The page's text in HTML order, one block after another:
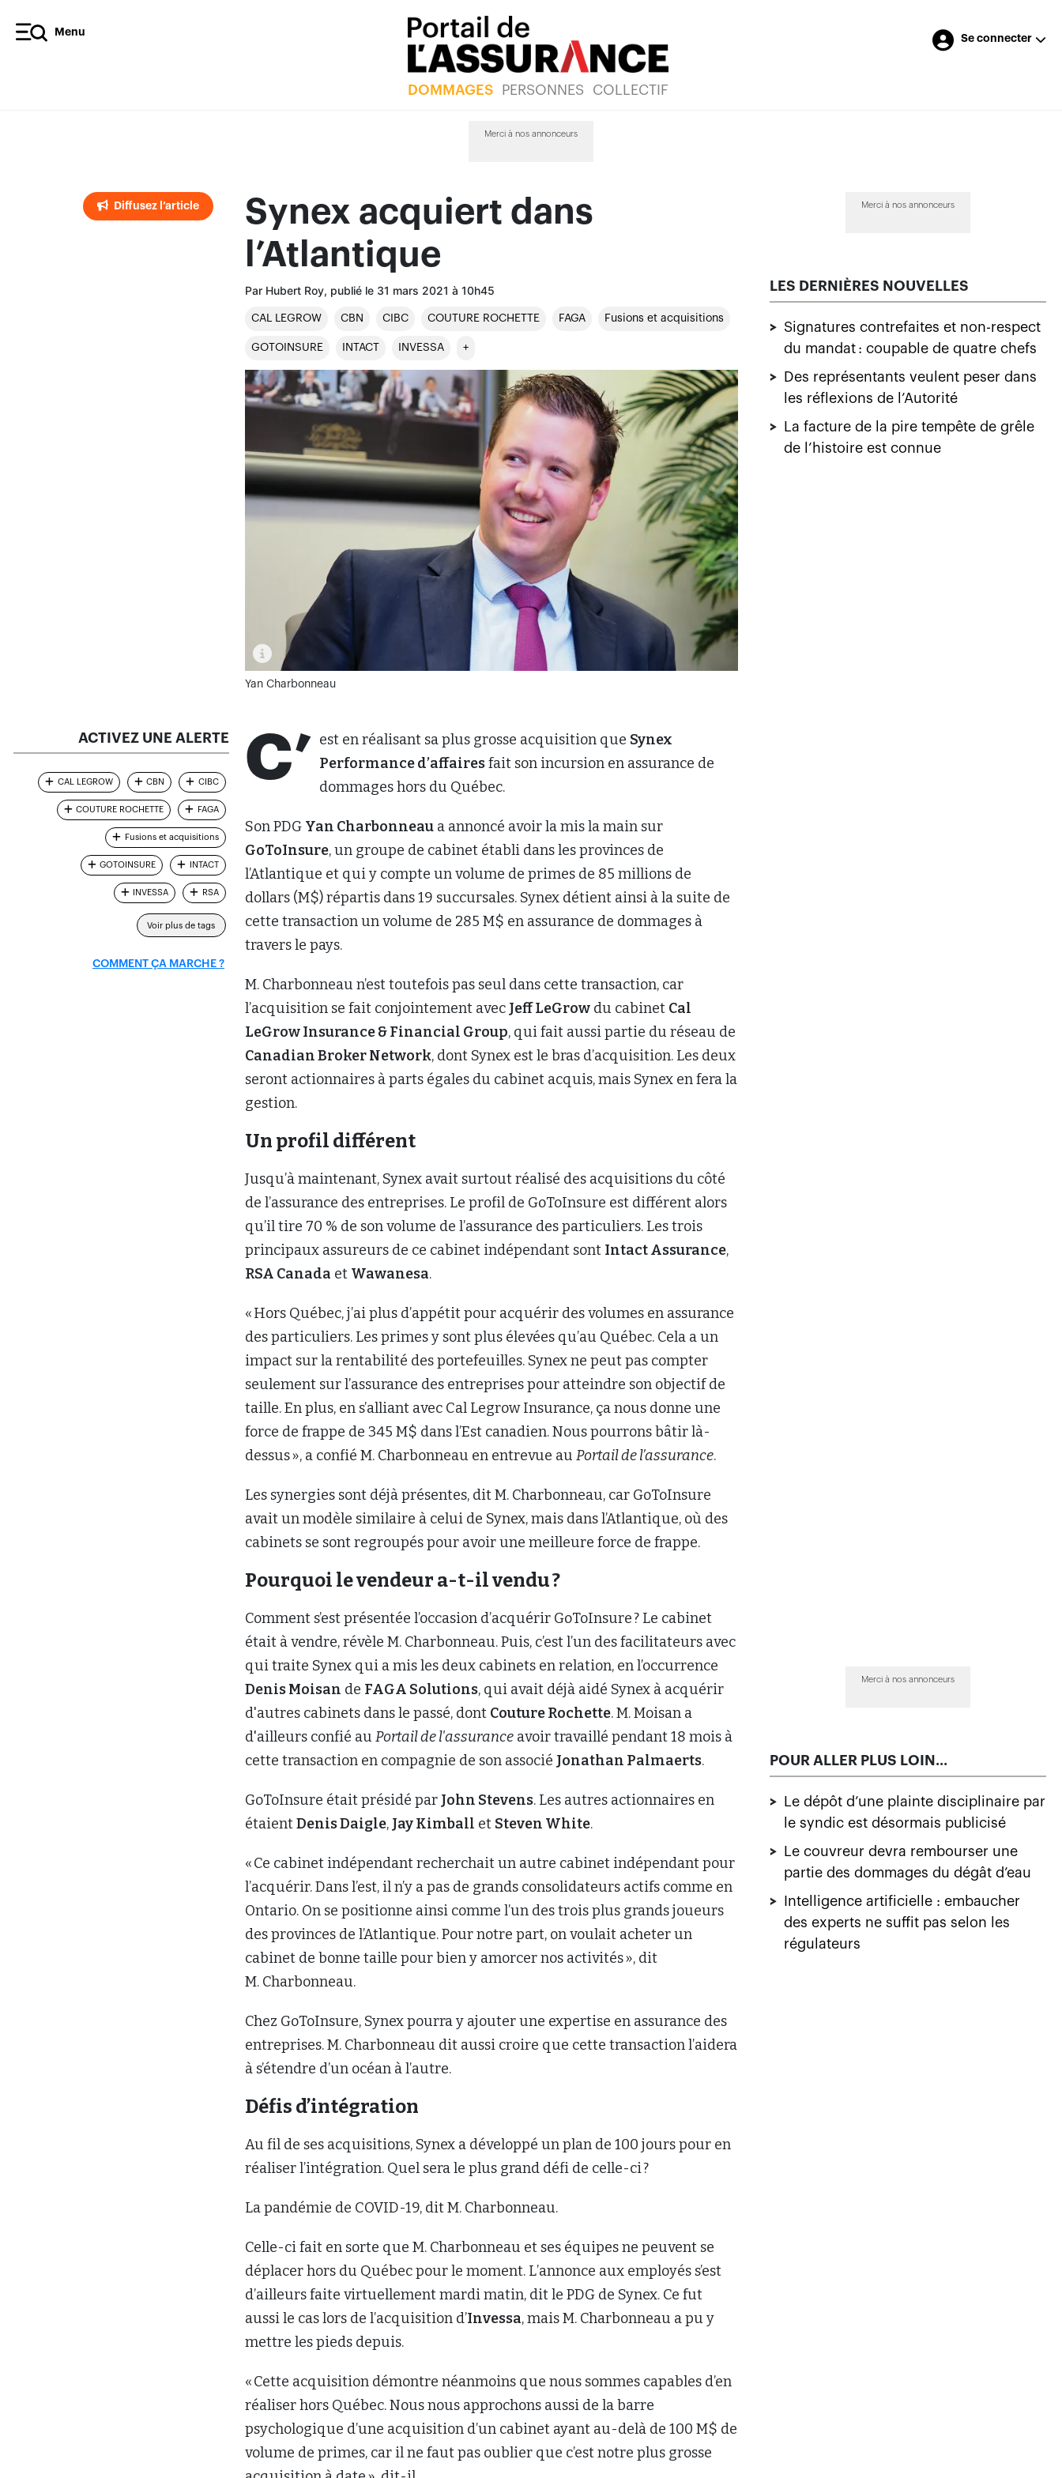
Menu
DOMMAGES PERSONNES COLLECTIF
Se connecter
Merci à nos annonceurs
Diffusez l’article
Synex acquiert dans
l’Atlantique
Par Hubert Roy, publié le 31 mars 2021 à 10h45
CAL LEGROW CBN CIBC COUTURE ROCHETTE FAGA Fusions et acquisitions
GOTOINSURE INTACT INVESSA +
Yan Charbonneau
C’ est en réalisant sa plus grosse acquisition que Synex
Performance d’affairesfait son incursion en assurance de
dommages hors du Québec.
Son PDG Yan Charbonneau a annoncé avoir la mis la main sur
GoToInsure, un groupe de cabinet établi dans les provinces de
l’Atlantique et qui y compte un volume de primes de 85 millions de
dollars (M$) répartis dans 19 succursales. Synex détient ainsi à la suite de
cette transaction un volume de 285 M$ en assurance de dommages à
travers le pays.
M. Charbonneau n’est toutefois pas seul dans cette transaction, car
l’acquisition se fait conjointement avec Jeff LeGrow du cabinet Cal
LeGrow Insurance & Financial Group, qui fait aussi partie du réseau de
Canadian Broker Network, dont Synex est le bras d’acquisition. Les deux
seront actionnaires à parts égales du cabinet acquis, mais Synex en fera la
gestion.
Un profil différent
Jusqu’à maintenant, Synex avait surtout réalisé des acquisitions du côté
de l’assurance des entreprises. Le profil de GoToInsure est différent alors
qu’il tire 70 % de son volume de l’assurance des particuliers. Les trois
principaux assureurs de ce cabinet indépendant sont Intact Assurance,
RSA Canada et Wawanesa.
« Hors Québec, j’ai plus d’appétit pour acquérir des volumes en assurance
des particuliers. Les primes y sont plus élevées qu’au Québec. Cela a un
impact sur la rentabilité des portefeuilles. Synex ne peut pas compter
seulement sur l’assurance des entreprises pour atteindre son objectif de
taille. En plus, en s’alliant avec Cal Legrow Insurance, ça nous donne une
force de frappe de 345 M$ dans l’Est canadien. Nous pourrons bâtir là-
dessus », a confié M. Charbonneau en entrevue au Portail de l’assurance.
Les synergies sont déjà présentes, dit M. Charbonneau, car GoToInsure
avait un modèle similaire à celui de Synex, mais dans l’Atlantique, où des
cabinets se sont regroupés pour avoir une meilleure force de frappe.
Pourquoi le vendeur a-t-il vendu ?
Comment s’est présentée l’occasion d’acquérir GoToInsure ? Le cabinet
était à vendre, révèle M. Charbonneau. Puis, c’est l’un des facilitateurs avec
qui traite Synex qui a mis les deux cabinets en relation, en l’occurrence
Denis Moisan de FAGA Solutions, qui avait déjà aidé Synex à acquérir
d'autres cabinets dans le passé, dont Couture Rochette. M. Moisan a
d'ailleurs confié au Portail de l'assurance avoir travaillé pendant 18 mois à
cette transaction en compagnie de son associé Jonathan Palmaerts.
GoToInsure était présidé par John Stevens. Les autres actionnaires en
étaientDenis Daigle, Jay Kimball et Steven White.
« Ce cabinet indépendant recherchait un autre cabinet indépendant pour
l’acquérir. Dans l’est, il n’y a pas de grands consolidateurs actifs comme en
Ontario. On se positionne ainsi comme l’un des trois plus grands joueurs
des provinces de l’Atlantique. Pour notre part, on voulait acheter un
cabinet de bonne taille pour bien y amorcer nos activités », dit
M. Charbonneau.
Chez GoToInsure, Synex pourra y ajouter une expertise en assurance des
entreprises. M. Charbonneau dit aussi croire que cette transaction l’aidera
à s’étendre d’un océan à l’autre.
Défis d’intégration
Au fil de ses acquisitions, Synex a développé un plan de 100 jours pour en
réaliser l’intégration. Quel sera le plus grand défi de celle-ci ?
La pandémie de COVID-19, dit M. Charbonneau.
Celle-ci fait en sorte que M. Charbonneau et ses équipes ne peuvent se
déplacer hors du Québec pour le moment. L’annonce aux employés s’est
d’ailleurs faite virtuellement mardi matin, dit le PDG de Synex. Ce fut
aussi le cas lors de l’acquisition d’Invessa, mais M. Charbonneau a pu y
mettre les pieds depuis.
« Cette acquisition démontre néanmoins que nous sommes capables d’en
réaliser hors Québec. Nous nous approchons aussi de la barre
psychologique d’une acquisition d’un cabinet ayant au-delà de 100 M$ de
volume de primes, car il ne faut pas oublier que c’est notre plus grosse
ACTIVEZ UNE ALERTE
CAL LEGROW CBN CIBC
COUTURE ROCHETTE FAGA
Fusions et acquisitions
GOTOINSURE INTACT
INVESSA RSA
Voir plus de tags
COMMENT ÇA MARCHE ?
Merci à nos annonceurs
LES DERNIÈRES NOUVELLES
> Signatures contrefaites et non-respect
du mandat : coupable de quatre chefs
>
Des représentants veulent peser dans
les réflexions de l’Autorité
>
La facture de la pire tempête de grêle
de l’histoire est connue
Merci à nos annonceurs
POUR ALLER PLUS LOIN...
>
Le dépôt d’une plainte disciplinaire par
le syndic est désormais publicisé
>
Le couvreur devra rembourser une
partie des dommages du dégât d’eau
>
Intelligence artificielle : embaucher
des experts ne suffit pas selon les
régulateurs